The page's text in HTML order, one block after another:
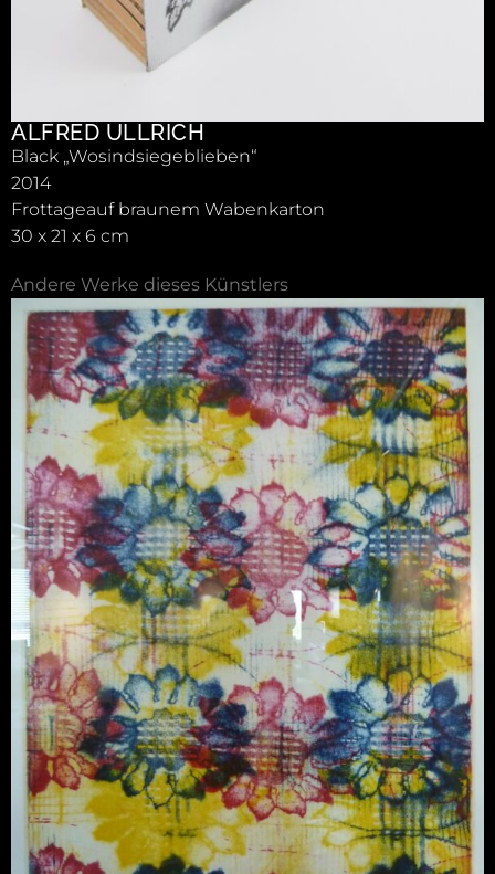
ALFRED ULLRICH
Black „Wosindsiegeblieben“
2014
Frottageauf braunem Wabenkarton
30 x 21 x 6 cm
Andere Werke dieses Künstlers